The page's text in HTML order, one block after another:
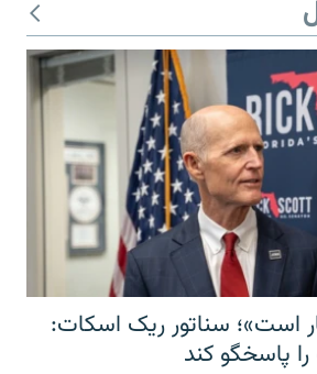
است»؛ سناتور ریک اسکات:
پاسخگو کند